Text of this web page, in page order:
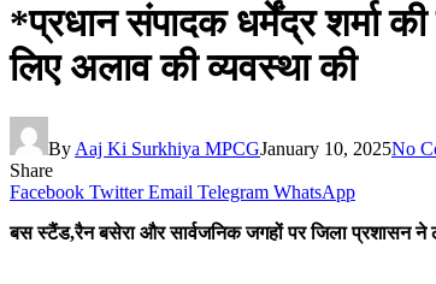
*प्रधान संपादक धर्मेंद्र शर्मा
लिए अलाव की व्यवस्था की
By Aaj Ki Surkhiya MPCGJanuary 10, 2025No
Share
Facebook Twitter Email Telegram WhatsApp
बस स्टैंड,रैन बसेरा और सार्वजनिक जगहों पर जिला प्रशासन ने